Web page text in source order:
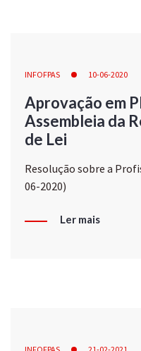
INFOFPAS 10-06-2020
Aprovação em
Assembleia da
de Lei
Resolução sobre a
06-2020)
Ler mais